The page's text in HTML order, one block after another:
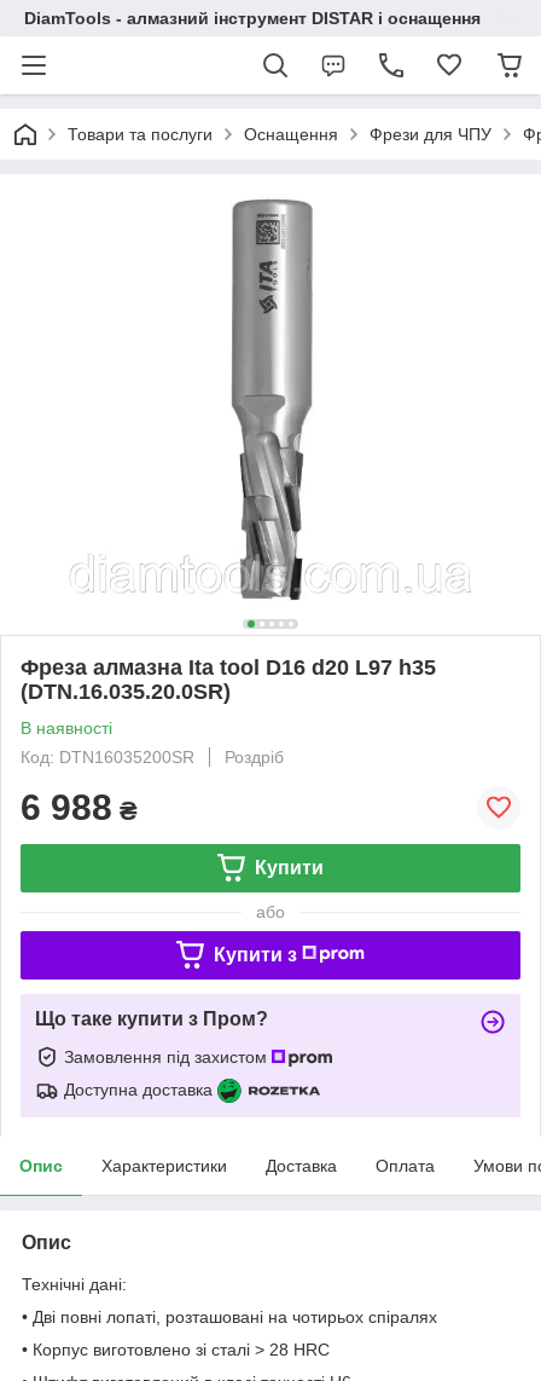
DiamTools - алмазний інструмент DISTAR і оснащення
Товари та послуги Оснащення Фрези для ЧПУ
Фреза алмазна Ita tool D16 d20 L97 h35
(DTN.16.035.20.0SR)
В наявності
Код: DTN16035200SR
Роздріб
6 988 ₴
Купити
або
Купити з
Що таке купити з Пром?
Замовлення під захистом
Доступна доставка
Опис Характеристики Доставка Оплата Умови
Опис
Технічні дані:
• Дві повні лопаті, розташовані на чотирьох спіралях
• Корпус виготовлено зі сталі > 28 HRC